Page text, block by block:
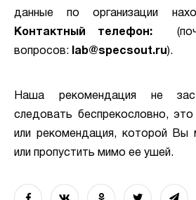
данные по организации
Контактный телефон:
вопросов:
lab@specsout.ru ).
Наша рекомендация не
следовать беспрекословно,
или рекомендация, которой Вы
или пропустить мимо ее ушей.